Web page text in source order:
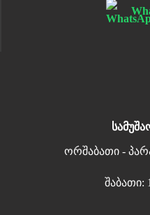
ორშაბათი -
შაბათი: